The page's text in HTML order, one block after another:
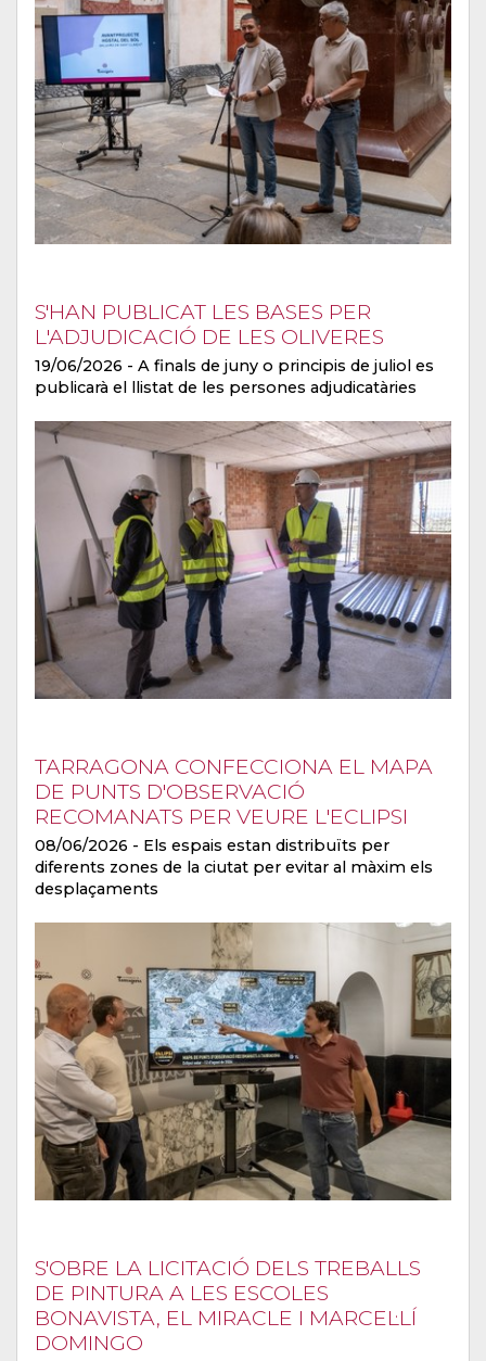
S'HAN PUBLICAT LES BASES PER
L'ADJUDICACIÓ DE LES OLIVERES
19/06/2026 - A finals de juny o principis de juliol es
publicarà el llistat de les persones adjudicatàries
TARRAGONA CONFECCIONA EL MAPA
DE PUNTS D'OBSERVACIÓ
RECOMANATS PER VEURE L'ECLIPSI
08/06/2026 - Els espais estan distribuïts per
diferents zones de la ciutat per evitar al màxim els
desplaçaments
S'OBRE LA LICITACIÓ DELS TREBALLS
DE PINTURA A LES ESCOLES
BONAVISTA, EL MIRACLE I MARCEL·LÍ
DOMINGO